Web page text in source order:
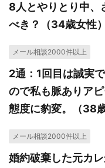
8人とやりとり中、
べき？（34歳女性）
メール相談2000件以上
2通：1回目は誠実
ので私も脈ありア
態度に豹変。（38歳
メール相談2000件以上
婚約破棄した元カ